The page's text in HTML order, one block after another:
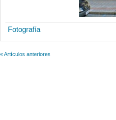
Fotografía
« Artículos anteriores